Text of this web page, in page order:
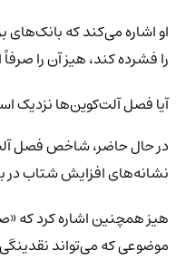
را فشرده کند، هیز آن را
آیا فصل آلت‌کوین‌ها نزدیک
نشانه‌های افزایش شتاب در
موضوعی که می‌تواند نقدینگی